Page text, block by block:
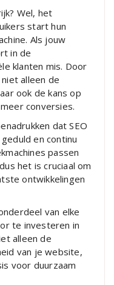
Wel, het
start hun
Als jouw
in de
klanten mis. Door
alleen de
ook de kans op
conversies.
dat SEO
en continu
passen
het is cruciaal om
ontwikkelingen
van elke
te investeren in
alleen de
van je website,
voor duurzaam